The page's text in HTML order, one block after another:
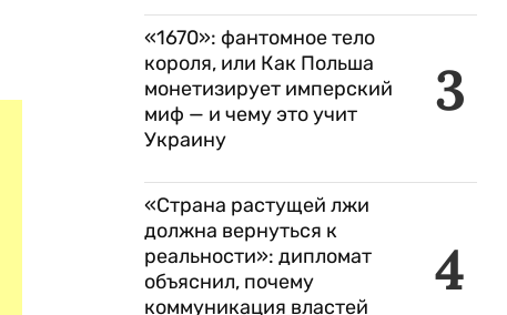
3
«1670»: фантомное тело
короля, или Как Польша
монетизирует имперский
миф — и чему это учит
Украину
4
«Страна растущей лжи
должна вернуться к
реальности»: дипломат
объяснил, почему
коммуникация властей